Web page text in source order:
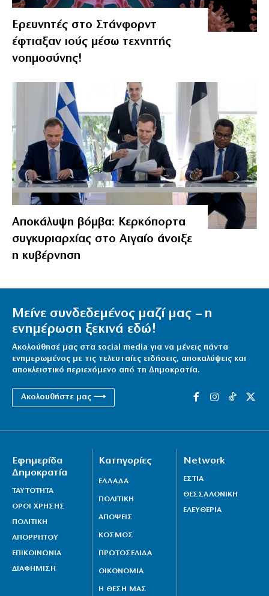
Ερευνητές στο Στάνφορντ
έφτιαξαν ιούς μέσω τεχνητής
νοημοσύνης!
Αποκάλυψη βόμβα: Κερκόπορτα
συγκυριαρχίας στο Αιγαίο άνοιξε
η κυβέρνηση
Μείνε συνδεδεμένος μαζί μας – η
ενημέρωση ξεκινά εδώ!
Ακολούθησέ μας στα social media για να μένεις πάντα
ενημερωμένος με τις τελευταίες ειδήσεις, αποκαλύψεις και
αποκλειστικό περιεχόμενο από τη Δημοκρατία.
Ακολουθήστε μας ⟶
Εφημερίδα
Δημοκρατία
ΤΑΥΤΟΤΗΤΑ
ΟΡΟΙ ΧΡΗΣΗΣ
ΠΟΛΙΤΙΚΗ
ΑΠΟΡΡΗΤΟΥ
ΕΠΙΚΟΙΝΩΝΙΑ
ΔΙΑΦΗΜΙΣΗ
Κατηγορίες
ΕΛΛΑΔΑ
ΠΟΛΙΤΙΚΗ
ΑΠΟΨΕΙΣ
ΚΟΣΜΟΣ
ΠΡΩΤΟΣΕΛΙΔΑ
ΟΙΚΟΝΟΜΙΑ
Η ΘΕΣΗ ΜΑΣ
Network
ΕΣΤΙΑ
ΘΕΣΣΑΛΟΝΙΚΗ
ΕΛΕΥΘΕΡΙΑ